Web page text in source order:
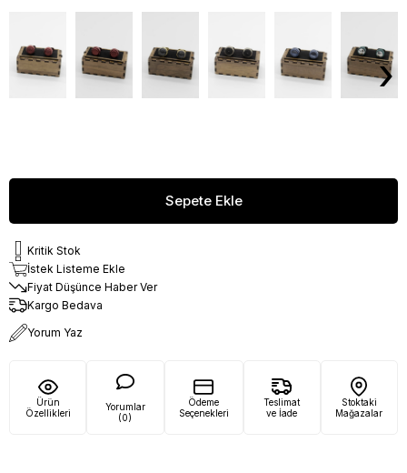
›
Kritik Stok
İstek Listeme Ekle
Fiyat Düşünce Haber Ver
Kargo Bedava
Yorum Yaz
Ürün
Özellikleri
Yorumlar
(0)
Ödeme
Seçenekleri
Teslimat
ve İade
Stoktaki
Mağazalar